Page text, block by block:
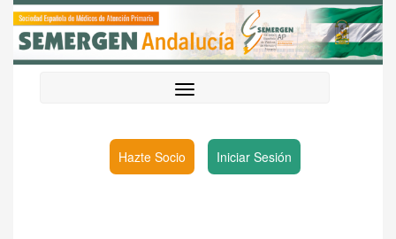
Hazte Socio Iniciar Sesión